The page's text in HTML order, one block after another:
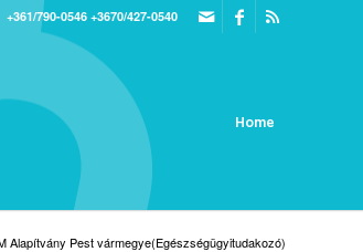
+361/790-0546 +3670/427-0540
Home
Alapítvány Pest vármegye(Egészségügyitudakozó)